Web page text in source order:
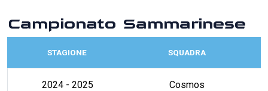
Campionato Sammarinese
STAGIONE SQUADRA
2024 - 2025 Cosmos